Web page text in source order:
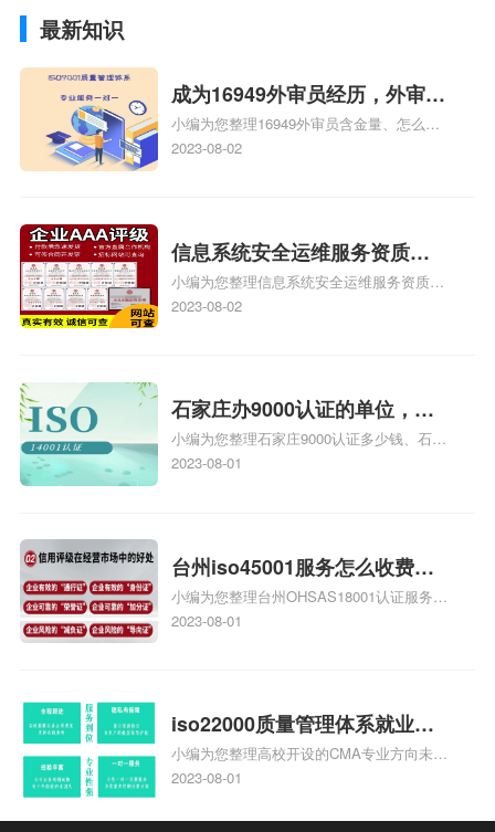
最新知识
成为16949外审员经历，外审员
16949
小编为您整理16949外审员含金量、怎么才
能成为注册的TS16949:2009的外审员、我
2023-08-02
信息系统安全运维服务资质二
级费用，信息系统安全运维服
务资质二级
小编为您整理信息系统安全运维服务资质认
证证书机构有哪些、安全运维服务资质的费
体系认证知识，详情可查看下方正文！
2023-08-02
石家庄办9000认证的单位，石
家庄9000认证的公司
小编为您整理石家庄9000认证多少钱、石家
庄9000认证价格多少钱、石家庄9000认证
2023-08-01
台州iso45001服务怎么收费，
台州iso45001认证服务怎么收
费
小编为您整理台州OHSAS18001认证服务中
心哪家收费便宜、台州ISO9000认证，哪个
标准是什么相关iso体系认证知识，详情可
查看下方正文！
2023-08-01
iso22000质量管理体系就业方
向，质量管理与认证就业方向
小编为您整理高校开设的CMA专业方向未来
就业前景及就业方向如何、cma就业方向有
和cma未来就业方向、大学生考完cma，就
2023-08-01